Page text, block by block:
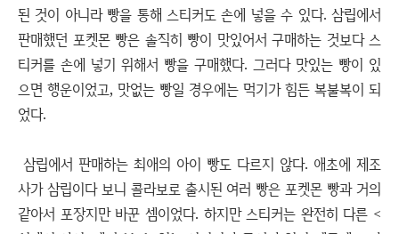
된 것이 아니라 빵을 통해 스티커도 손에 넣을 수 있다. 삼립에서
판매했던 포켓몬 빵은 솔직히 빵이 맛있어서 구매하는 것보다 스
티커를 손에 넣기 위해서 빵을 구매했다. 그러다 맛있는 빵이 있
으면 행운이었고, 맛없는 빵일 경우에는 먹기가 힘든 복불복이 되
었다.
삼립에서 판매하는 최애의 아이 빵도 다르지 않다. 애초에 제조
사가 삼립이다 보니 콜라보로 출시된 여러 빵은 포켓몬 빵과 거의
같아서 포장지만 바꾼 셈이었다. 하지만 스티커는 완전히 다른 <